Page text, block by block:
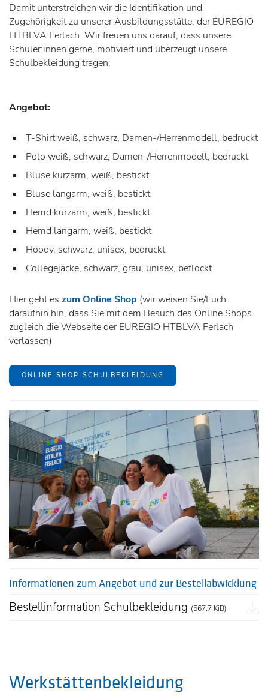
Damit unterstreichen wir die Identifikation und
Zugehörigkeit zu unserer Ausbildungsstätte, der EUREGIO
HTBLVA Ferlach. Wir freuen uns darauf, dass unsere
Schüler:innen gerne, motiviert und überzeugt unsere
Schulbekleidung tragen.
Angebot:
T-Shirt weiß, schwarz, Damen-/Herrenmodell, bedruckt
Polo weiß, schwarz, Damen-/Herrenmodell, bedruckt
Bluse kurzarm, weiß, bestickt
Bluse langarm, weiß, bestickt
Hemd kurzarm, weiß, bestickt
Hemd langarm, weiß, bestickt
Hoody, schwarz, unisex, bedruckt
Collegejacke, schwarz, grau, unisex, beflockt
Hier geht es zum Online Shop (wir weisen Sie/Euch
daraufhin hin, dass Sie mit dem Besuch des Online Shops
zugleich die Webseite der EUREGIO HTBLVA Ferlach
verlassen)
ONLINE SHOP SCHULBEKLEIDUNG
Informationen zum Angebot und zur Bestellabwicklung
Bestellinformation Schulbekleidung (567,7 KiB)
Werkstättenbekleidung